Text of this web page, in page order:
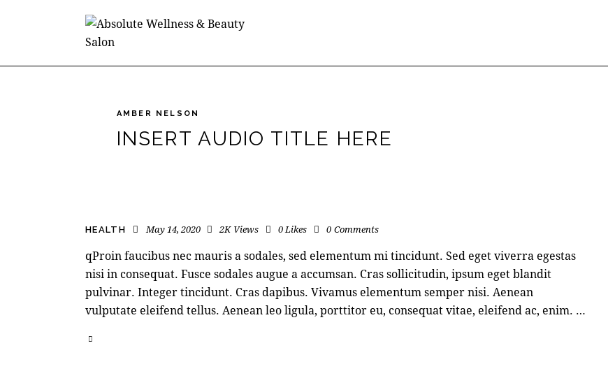
AMBER NELSON
INSERT AUDIO TITLE HERE
HEALTH May 14, 2020 2K Views 0 Likes 0 Comments
qProin faucibus nec mauris a sodales, sed elementum mi tincidunt. Sed eget viverra egestas
nisi in consequat. Fusce sodales augue a accumsan. Cras sollicitudin, ipsum eget blandit
pulvinar. Integer tincidunt. Cras dapibus. Vivamus elementum semper nisi. Aenean
vulputate eleifend tellus. Aenean leo ligula, porttitor eu, consequat vitae, eleifend ac, enim. …